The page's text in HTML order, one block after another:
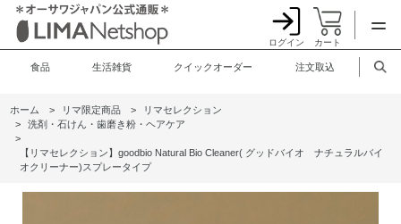
ログイン カート
食品 生活雑貨 クイックオーダー 注文取込
ホーム > リマ限定商品 >
リマセレクション
>
洗剤・石けん・歯磨き粉・ヘアケア
>
【リマセレクション】goodbio Natural Bio Cleaner( グッドバイオ ナチュラルバイ
オクリーナー)スプレータイプ